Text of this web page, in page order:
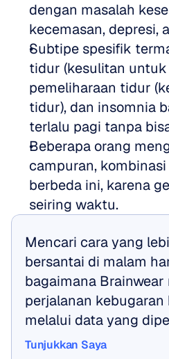
dengan masalah
kecemasan, depresi,
Subtipe spesifik
tidur (kesulitan
pemeliharaan tidur
tidur), dan insomnia
terlalu pagi tanpa
Beberapa orang
campuran,
berbeda ini, karena
seiring waktu.
Mencari cara yang
bersantai di malam
bagaimana
perjalanan
melalui data yang
Tunjukkan Saya